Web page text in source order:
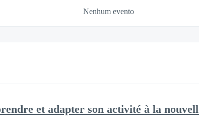
Nenhum evento
et adapter son activité à la